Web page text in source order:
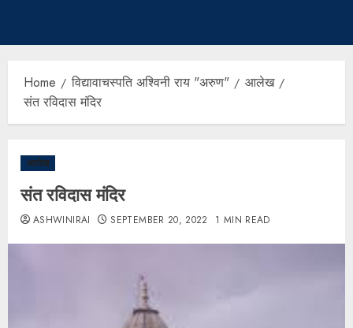
Home विद्यावाचस्पति अश्विनी राय "अरुण"
आलेख
संत रविदास मंदिर
आलेख
संत रविदास मंदिर
ASHWINIRAI SEPTEMBER 20, 2022 1 MIN READ